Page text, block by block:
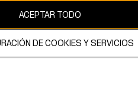
protegido por copyright y es
AB.
ACEPTAR TODO
DE COOKIES Y SERVICIOS